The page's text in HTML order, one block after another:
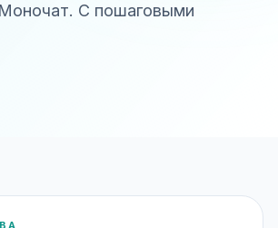
С пошаговыми